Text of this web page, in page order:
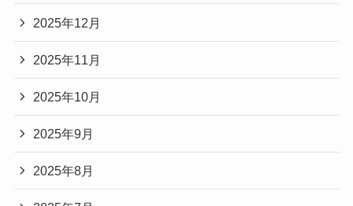
2025年12月
2025年11月
2025年10月
2025年9月
2025年8月